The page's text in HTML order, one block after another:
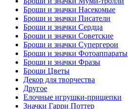
Броши и значки Насекомые
Броши и значки Писатели
Броши и значки Сердца
Броши и значки Советские
Броши и значки Супергерои
Броши и значки Фотоаппараты
Броши и значки Фразы
Броши Цветы
Декор для творчества
Другое
Елочные игрушки-прищепки
Значки Гарри Поттер